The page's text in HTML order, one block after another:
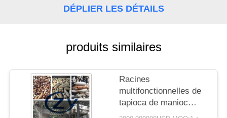
CITATION
SITE
PRIVACY
DÉPLIER LES DÉTAILS
produits similaires
Racines
multifonctionnelles de
tapioca de manioc
machine à laver